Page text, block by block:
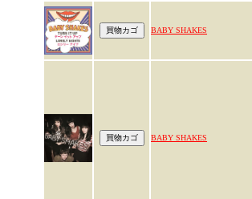
BABY SHAKES
BABY SHAKES